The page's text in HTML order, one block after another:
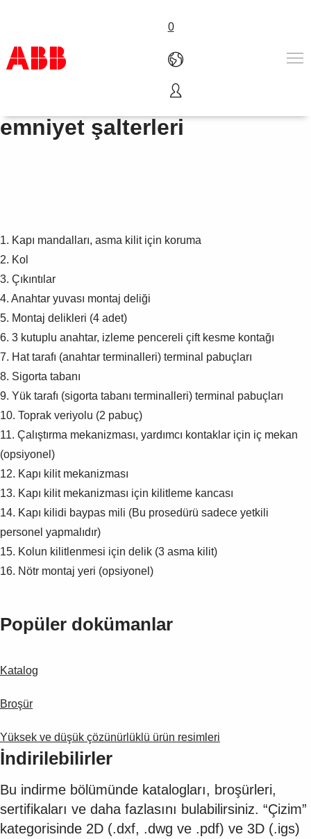
0
Ürünler ve Çözümler
Endüstriler
Suggestions
Shopping list preview
0
Kapalı eriyebilen ağır sanayi
emniyet şalterleri
1. Kapı mandalları, asma kilit için koruma
2. Kol
3. Çıkıntılar
4. Anahtar yuvası montaj deliği
5. Montaj delikleri (4 adet)
6. 3 kutuplu anahtar, izleme pencereli çift kesme kontağı
7. Hat tarafı (anahtar terminalleri) terminal pabuçları
8. Sigorta tabanı
9. Yük tarafı (sigorta tabanı terminalleri) terminal pabuçları
10. Toprak veriyolu (2 pabuç)
11. Çalıştırma mekanizması, yardımcı kontaklar için iç mekan
(opsiyonel)
12. Kapı kilit mekanizması
13. Kapı kilit mekanizması için kilitleme kancası
14. Kapı kilidi baypas mili (Bu prosedürü sadece yetkili
personel yapmalıdır)
15. Kolun kilitlenmesi için delik (3 asma kilit)
16. Nötr montaj yeri (opsiyonel)
Popüler dokümanlar
Katalog
Broşür
Yüksek ve düşük çözünürlüklü ürün resimleri
İndirilebilirler
Bu indirme bölümünde katalogları, broşürleri,
sertifikaları ve daha fazlasını bulabilirsiniz. “Çizim”
kategorisinde 2D (.dxf, .dwg ve .pdf) ve 3D (.igs)